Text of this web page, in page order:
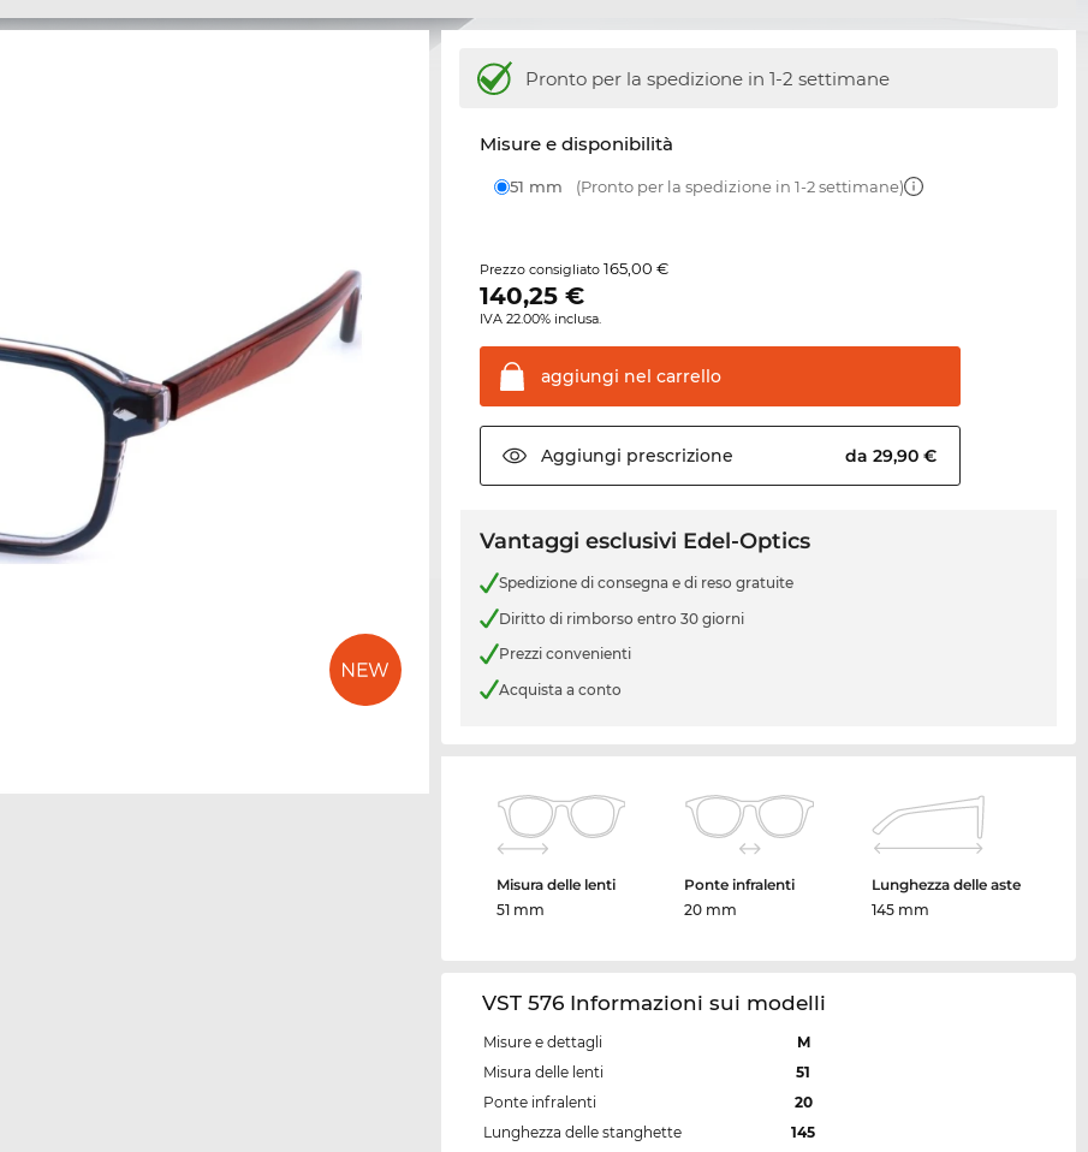
Pronto per la spedizione in 1-2 settimane
Misure e disponibilità
51 mm (Pronto per la spedizione in 1-2 settimane)
Prezzo consigliato165,00 €
140,25 €
IVA 22.00% inclusa.
aggiungi nel carrello
Aggiungi prescrizione da 29,90 €
Vantaggi esclusivi Edel-Optics
Spedizione di consegna e di reso gratuite
Diritto di rimborso entro 30 giorni
Prezzi convenienti
Acquista a conto
Misura delle lenti
51 mm
Ponte infralenti
20 mm
Lunghezza delle aste
145 mm
VST 576 Informazioni sui modelli
Misure e dettagli
M
Misura delle lenti
51
Ponte infralenti
20
Lunghezza delle stanghette
145